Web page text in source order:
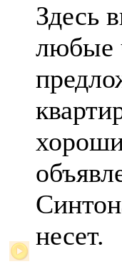
Здесь
любые
несет.